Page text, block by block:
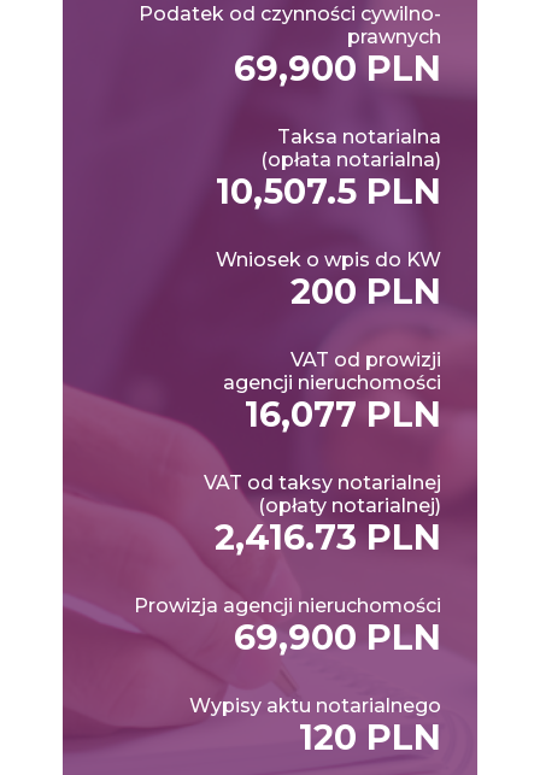
Podatek od czynności cywilno-
prawnych
69,900 PLN
Taksa notarialna
(opłata notarialna)
10,507.5 PLN
Wniosek o wpis do KW
200 PLN
VAT od prowizji
agencji nieruchomości
16,077 PLN
VAT od taksy notarialnej
(opłaty notarialnej)
2,416.73 PLN
Prowizja agencji nieruchomości
69,900 PLN
Wypisy aktu notarialnego
120 PLN